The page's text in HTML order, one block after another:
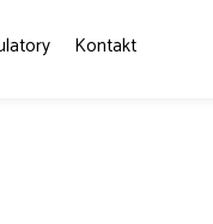
Kontakt